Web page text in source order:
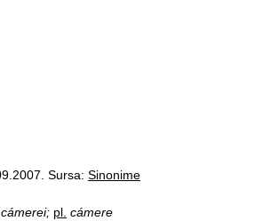
Sursa: Sinonime
cámerei; pl. cámere